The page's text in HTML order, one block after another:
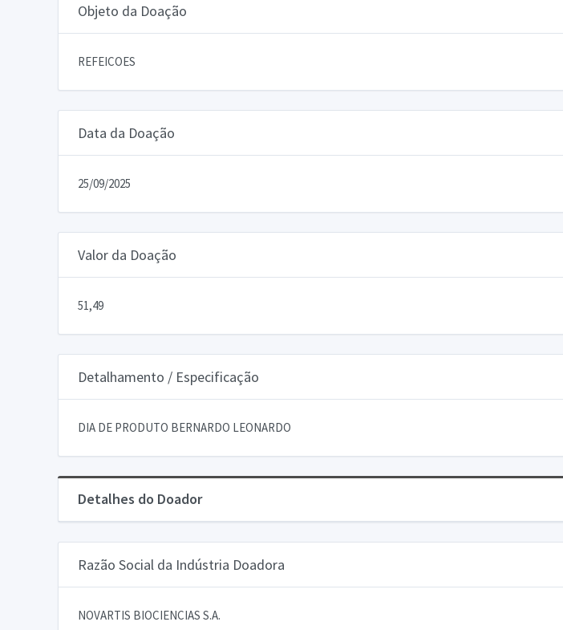
Objeto da Doação
REFEICOES
Data da Doação
25/09/2025
Valor da Doação
51,49
Detalhamento / Especificação
DIA DE PRODUTO BERNARDO LEONARDO
Detalhes do Doador
Razão Social da Indústria Doadora
NOVARTIS BIOCIENCIAS S.A.